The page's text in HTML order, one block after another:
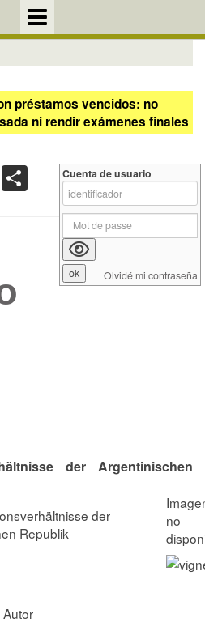
préstamos vencidos: no
ni rendir exámenes finales
Copy
Link
der Argentinischen
der
Republik
Autor
Cuenta de usuario
Olvidé mi contraseña